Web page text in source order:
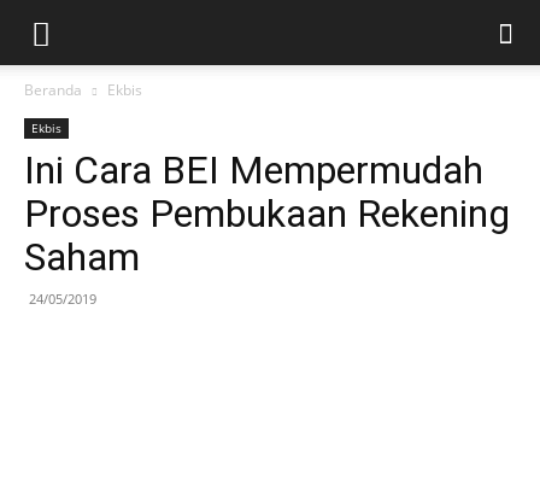
Beranda Ekbis
Ekbis
Ini Cara BEI Mempermudah
Proses Pembukaan Rekening
Saham
24/05/2019